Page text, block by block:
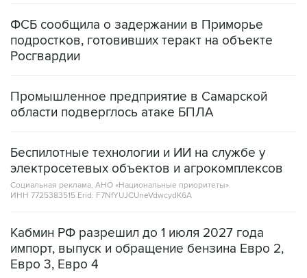
ФСБ сообщила о задержании в Приморье
подростков, готовивших теракт на объекте
Росгвардии
Промышленное предприятие в Самарской
области подверглось атаке БПЛА
Беспилотные технологии и ИИ на службе у
электросетевых объектов и агрокомплексов
Социальная реклама, АНО «Национальные приоритеты».
ИНН 7725383515 Erid: F7NfYUJCUneVdwcydK6A
Кабмин РФ разрешил до 1 июля 2027 года
импорт, выпуск и обращение бензина Евро 2,
Евро 3, Евро 4